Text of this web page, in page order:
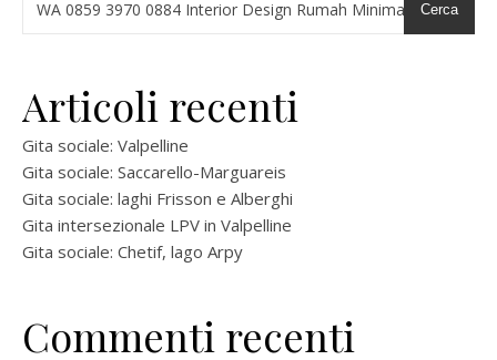
Cerca
Articoli recenti
Gita sociale: Valpelline
Gita sociale: Saccarello-Marguareis
Gita sociale: laghi Frisson e Alberghi
Gita intersezionale LPV in Valpelline
Gita sociale: Chetif, lago Arpy
Commenti recenti